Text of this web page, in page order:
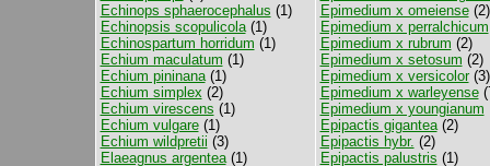
Echinops sphaerocephalus (1)
Echinopsis scopulicola(1)
Echinospartum horridum (1)
Echium maculatum (1)
Echium pininana(1)
Echium simplex (2)
Echium virescens (1)
Echium vulgare(1)
Echium wildpretii (3)
Elaeagnus argentea(1)
Epimedium x omeiense(2)
Epimedium x perralchicum
Epimedium x rubrum (2)
Epimedium x setosum (2)
Epimedium x versicolor(3)
Epimedium x warleyense
Epimedium x youngianum
Epipactis gigantea(2)
Epipactis hybr. (2)
Epipactis palustris (1)